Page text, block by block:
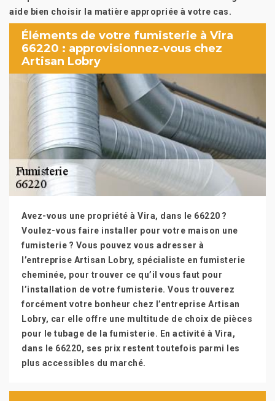
aide bien choisir la matière appropriée à votre cas.
Éléments de votre fumisterie à Vira
66220 : approvisionnez-vous chez
Artisan Lobry
Avez-vous une propriété à Vira, dans le 66220 ?
Voulez-vous faire installer pour votre maison une
fumisterie ? Vous pouvez vous adresser à
l’entreprise Artisan Lobry, spécialiste en fumisterie
cheminée, pour trouver ce qu’il vous faut pour
l’installation de votre fumisterie. Vous trouverez
forcément votre bonheur chez l’entreprise Artisan
Lobry, car elle offre une multitude de choix de pièces
pour le tubage de la fumisterie. En activité à Vira,
dans le 66220, ses prix restent toutefois parmi les
plus accessibles du marché.